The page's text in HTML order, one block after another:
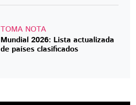
TOMA NOTA
Mundial 2026: Lista actualizada
de países clasificados